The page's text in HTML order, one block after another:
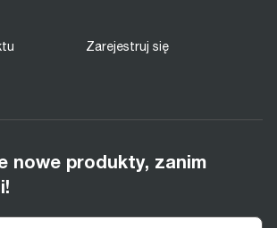
Zarejestruj się
nowe produkty, zanim